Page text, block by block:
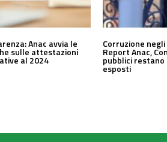
Anac avvia le
sulle attestazioni
al 2024
Corruzione
Report Anac,
pubblici
esposti